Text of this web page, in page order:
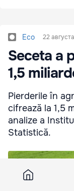
Eco 22
Seceta a
1,5
Pierderile în
cifrează la 1,5
analize a
Statistică.